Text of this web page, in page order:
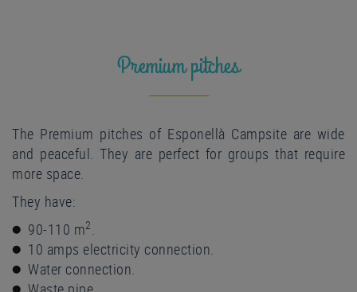
Premium pitches
The Premium pitches of Esponellà Campsite are wide
and peaceful. They are perfect for groups that require
more space.
They have:
90-110 m2
10 amps electricity connection.
Water connection.